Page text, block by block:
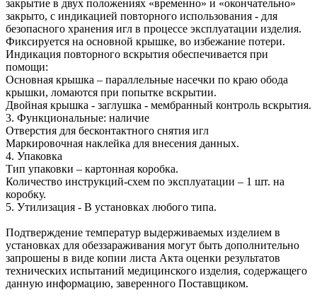
закрытие в двух положениях «временно» и «окончательно»
закрыто, с индикацией повторного использования - для
безопасного хранения игл в процессе эксплуатации изделия.
Фиксируется на основной крышке, во избежание потери.
Индикация повторного вскрытия обеспечивается при
помощи:
Основная крышка – параллельные насечки по краю обода
крышки, ломаются при попытке вскрытии.
Двойная крышка - заглушка - мембранный контроль вскрытия.
3. Функциональные: наличие
Отверстия для бесконтактного снятия игл
Маркировочная наклейка для внесения данных.
4. Упаковка
Тип упаковки – картонная коробка.
Количество инструкций-схем по эксплуатации – 1 шт. на
коробку.
5. Утилизация - В установках любого типа.
Подтверждение температур выдерживаемых изделием в
установках для обеззараживания могут быть дополнительно
запрошены в виде копии листа Акта оценки результатов
технических испытаний медицинского изделия, содержащего
данную информацию, заверенного Поставщиком.